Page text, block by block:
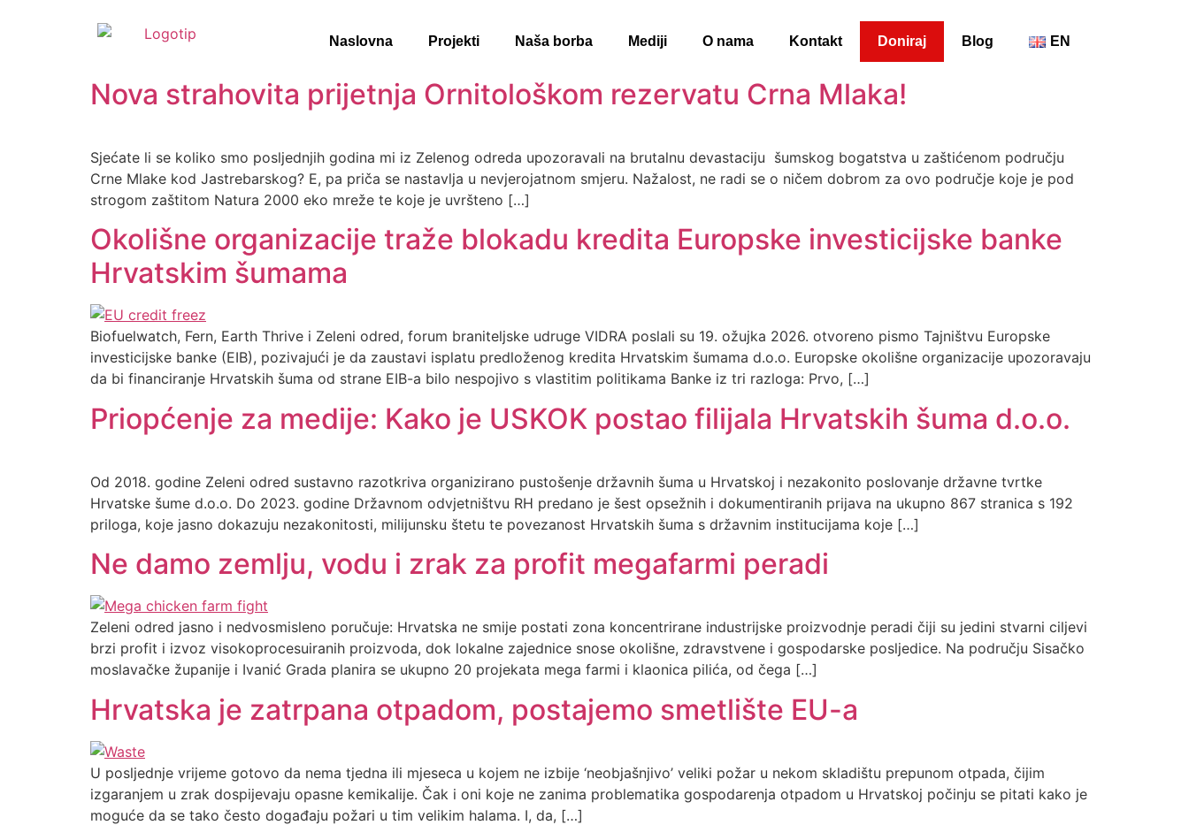
Naslovna Projekti Naša borba Mediji O nama Kontakt Doniraj Blog EN
Nova strahovita prijetnja Ornitološkom rezervatu Crna Mlaka!
Sjećate li se koliko smo posljednjih godina mi iz Zelenog odreda upozoravali na brutalnu devastaciju šumskog bogatstva u zaštićenom području
Crne Mlake kod Jastrebarskog? E, pa priča se nastavlja u nevjerojatnom smjeru. Nažalost, ne radi se o ničem dobrom za ovo područje koje je pod
strogom zaštitom Natura 2000 eko mreže te koje je uvršteno […]
Okolišne organizacije traže blokadu kredita Europske investicijske banke
Hrvatskim šumama
Biofuelwatch, Fern, Earth Thrive i Zeleni odred, forum braniteljske udruge VIDRA poslali su 19. ožujka 2026. otvoreno pismo Tajništvu Europske
investicijske banke (EIB), pozivajući je da zaustavi isplatu predloženog kredita Hrvatskim šumama d.o.o. Europske okolišne organizacije upozoravaju
da bi financiranje Hrvatskih šuma od strane EIB-a bilo nespojivo s vlastitim politikama Banke iz tri razloga: Prvo, […]
Priopćenje za medije: Kako je USKOK postao filijala Hrvatskih šuma d.o.o.
Od 2018. godine Zeleni odred sustavno razotkriva organizirano pustošenje državnih šuma u Hrvatskoj i nezakonito poslovanje državne tvrtke
Hrvatske šume d.o.o. Do 2023. godine Državnom odvjetništvu RH predano je šest opsežnih i dokumentiranih prijava na ukupno 867 stranica s 192
priloga, koje jasno dokazuju nezakonitosti, milijunsku štetu te povezanost Hrvatskih šuma s državnim institucijama koje […]
Ne damo zemlju, vodu i zrak za profit megafarmi peradi
Zeleni odred jasno i nedvosmisleno poručuje: Hrvatska ne smije postati zona koncentrirane industrijske proizvodnje peradi čiji su jedini stvarni ciljevi
brzi profit i izvoz visokoprocesuiranih proizvoda, dok lokalne zajednice snose okolišne, zdravstvene i gospodarske posljedice. Na području Sisačko
moslavačke županije i Ivanić Grada planira se ukupno 20 projekata mega farmi i klaonica pilića, od čega […]
Hrvatska je zatrpana otpadom, postajemo smetlište EU-a
U posljednje vrijeme gotovo da nema tjedna ili mjeseca u kojem ne izbije ‘neobjašnjivo’ veliki požar u nekom skladištu prepunom otpada, čijim
izgaranjem u zrak dospijevaju opasne kemikalije. Čak i oni koje ne zanima problematika gospodarenja otpadom u Hrvatskoj počinju se pitati kako je
moguće da se tako često događaju požari u tim velikim halama. I, da, […]